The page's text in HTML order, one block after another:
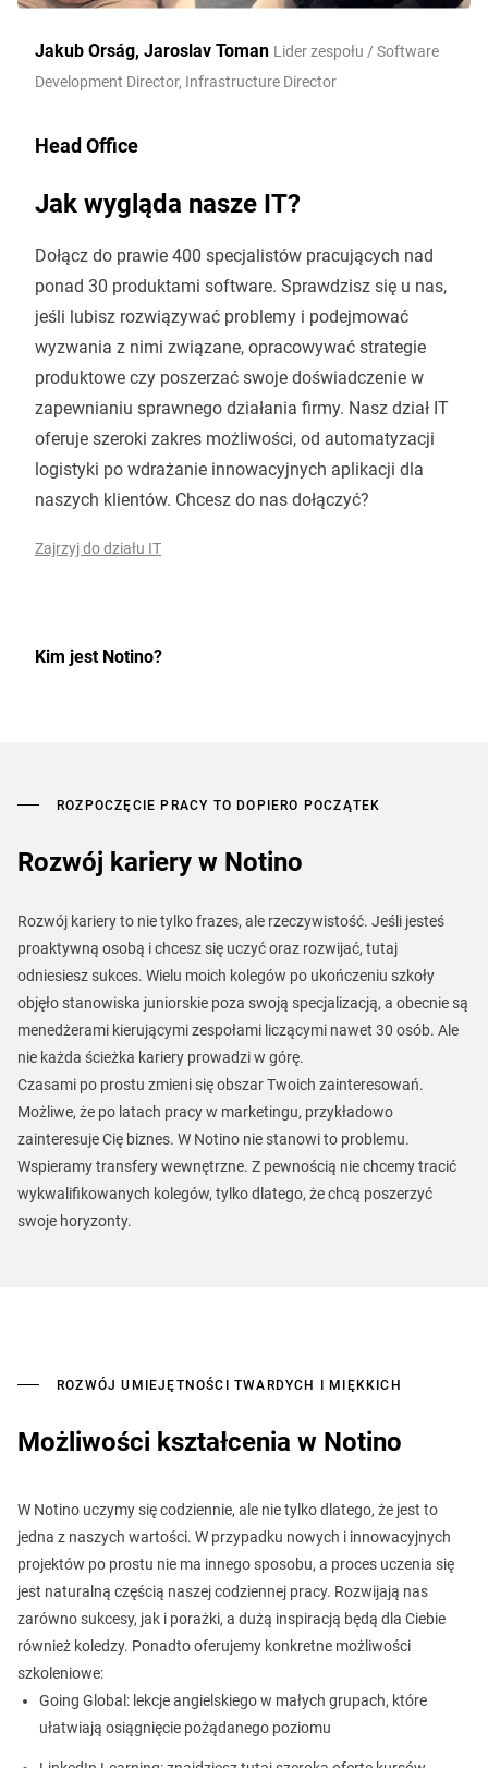
Jakub Orság, Jaroslav Toman Lider zespołu / Software
Development Director, Infrastructure Director
Head Office
Jak wygląda nasze IT?
Dołącz do prawie 400 specjalistów pracujących nad
ponad 30 produktami software. Sprawdzisz się u nas,
jeśli lubisz rozwiązywać problemy i podejmować
wyzwania z nimi związane, opracowywać strategie
produktowe czy poszerzać swoje doświadczenie w
zapewnianiu sprawnego działania firmy. Nasz dział IT
oferuje szeroki zakres możliwości, od automatyzacji
logistyki po wdrażanie innowacyjnych aplikacji dla
naszych klientów. Chcesz do nas dołączyć?
Zajrzyj do działu IT
Kim jest Notino?
ROZPOCZĘCIE PRACY TO DOPIERO POCZĄTEK
Rozwój kariery w Notino
Rozwój kariery to nie tylko frazes, ale rzeczywistość. Jeśli jesteś
proaktywną osobą i chcesz się uczyć oraz rozwijać, tutaj
odniesiesz sukces. Wielu moich kolegów po ukończeniu szkoły
objęło stanowiska juniorskie poza swoją specjalizacją, a obecnie są
menedżerami kierującymi zespołami liczącymi nawet 30 osób. Ale
nie każda ścieżka kariery prowadzi w górę.
Czasami po prostu zmieni się obszar Twoich zainteresowań.
Możliwe, że po latach pracy w marketingu, przykładowo
zainteresuje Cię biznes. W Notino nie stanowi to problemu.
Wspieramy transfery wewnętrzne. Z pewnością nie chcemy tracić
wykwalifikowanych kolegów, tylko dlatego, że chcą poszerzyć
swoje horyzonty.
ROZWÓJ UMIEJĘTNOŚCI TWARDYCH I MIĘKKICH
Możliwości kształcenia w Notino
W Notino uczymy się codziennie, ale nie tylko dlatego, że jest to
jedna z naszych wartości. W przypadku nowych i innowacyjnych
projektów po prostu nie ma innego sposobu, a proces uczenia się
jest naturalną częścią naszej codziennej pracy. Rozwijają nas
zarówno sukcesy, jak i porażki, a dużą inspiracją będą dla Ciebie
również koledzy. Ponadto oferujemy konkretne możliwości
szkoleniowe:
Going Global: lekcje angielskiego w małych grupach, które
ułatwiają osiągnięcie pożądanego poziomu